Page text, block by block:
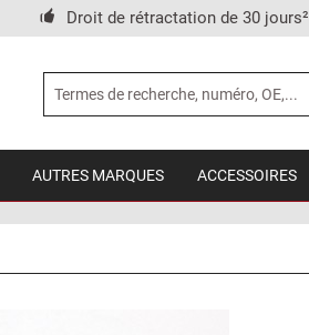
Droit de rétractation de 30 jours²
AUTRES MARQUES ACCESSOIRES